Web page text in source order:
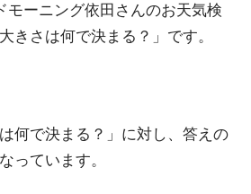
モーニング依田さんのお天気検
きさは何で決まる？」です。
何で決まる？」に対し、答えの
っています。